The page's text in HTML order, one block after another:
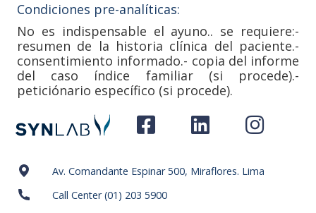
Condiciones pre-analíticas:
No es indispensable el ayuno.. se requiere:-
resumen de la historia clínica del paciente.-
consentimiento informado.- copia del informe
del caso índice familiar (si procede).-
peticiónario específico (si procede).
Av. Comandante Espinar 500, Miraflores. Lima
Call Center (01) 203 5900